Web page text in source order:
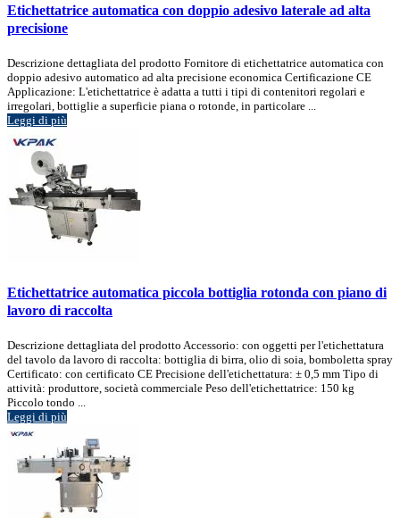
Etichettatrice automatica con doppio adesivo laterale ad alta
precisione
Descrizione dettagliata del prodotto Fornitore di etichettatrice automatica con
doppio adesivo automatico ad alta precisione economica Certificazione CE
Applicazione: L'etichettatrice è adatta a tutti i tipi di contenitori regolari e
irregolari, bottiglie a superficie piana o rotonde, in particolare ...
Leggi di più
Etichettatrice automatica piccola bottiglia rotonda con piano di
lavoro di raccolta
Descrizione dettagliata del prodotto Accessorio: con oggetti per l'etichettatura
del tavolo da lavoro di raccolta: bottiglia di birra, olio di soia, bomboletta spray
Certificato: con certificato CE Precisione dell'etichettatura: ± 0,5 mm Tipo di
attività: produttore, società commerciale Peso dell'etichettatrice: 150 kg
Piccolo tondo ...
Leggi di più